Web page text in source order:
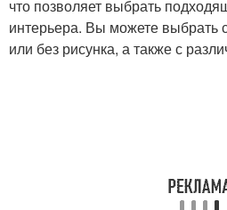
что позволяет выбрать
интерьера. Вы можете выбрать
или без рисунка, а также с